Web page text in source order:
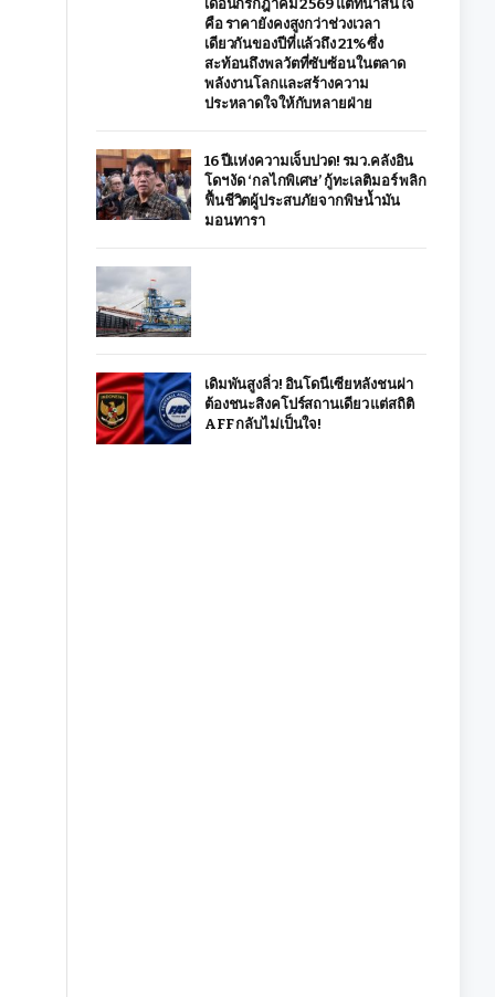
เดือนกรกฎาคม 2569 แต่ที่น่าสนใจ
คือ ราคายังคงสูงกว่าช่วงเวลา
เดียวกันของปีที่แล้วถึง 21% ซึ่ง
สะท้อนถึงพลวัตที่ซับซ้อนในตลาด
พลังงานโลกและสร้างความ
ประหลาดใจให้กับหลายฝ่าย
16 ปีแห่งความเจ็บปวด! รมว.คลังอิน
โดฯ งัด ‘กลไกพิเศษ’ กู้ทะเลติมอร์ พลิก
ฟื้นชีวิตผู้ประสบภัยจากพิษน้ำมัน
มอนทารา
เดิมพันสูงลิ่ว! อินโดนีเซียหลังชนฝา
ต้องชนะสิงคโปร์สถานเดียว แต่สถิติ
AFF กลับไม่เป็นใจ!